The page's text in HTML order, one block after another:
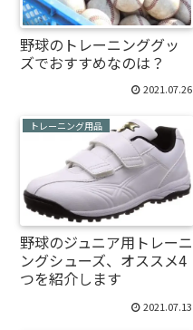
野球のトレーニンググッ
ズでおすすめなのは？
2021.07.26
トレーニング用品
野球のジュニア用トレーニ
ングシューズ、オススメ4
つを紹介します
2021.07.13